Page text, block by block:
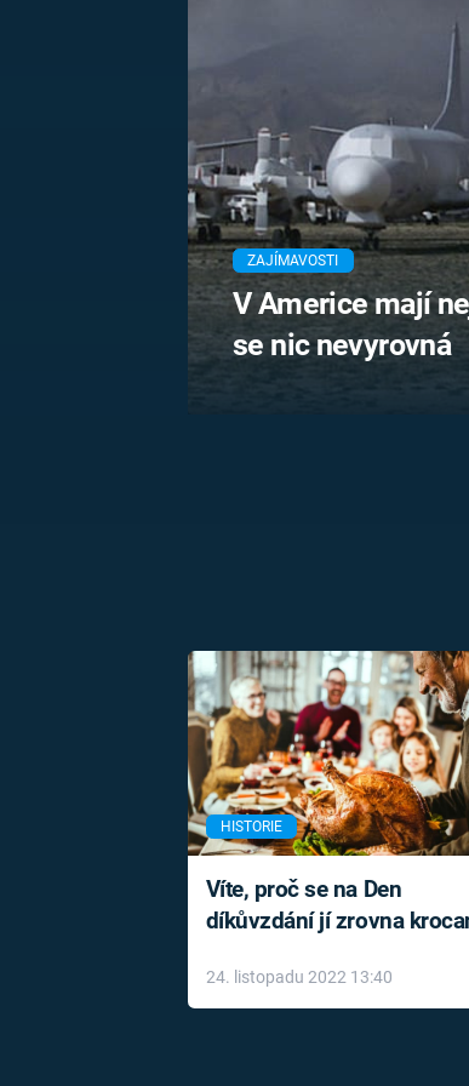
PRVNÍ SVĚTOVÁ
BONAPARTE
BRITSKÁ
KRÁLOVSKÁ
RODINA
ZAJÍMAVOSTI
V Americe mají
se nic nevyrovná
HISTORIE
Víte, proč se na Den
díkůvzdání jí zrovna
24. listopadu 2022 13:40